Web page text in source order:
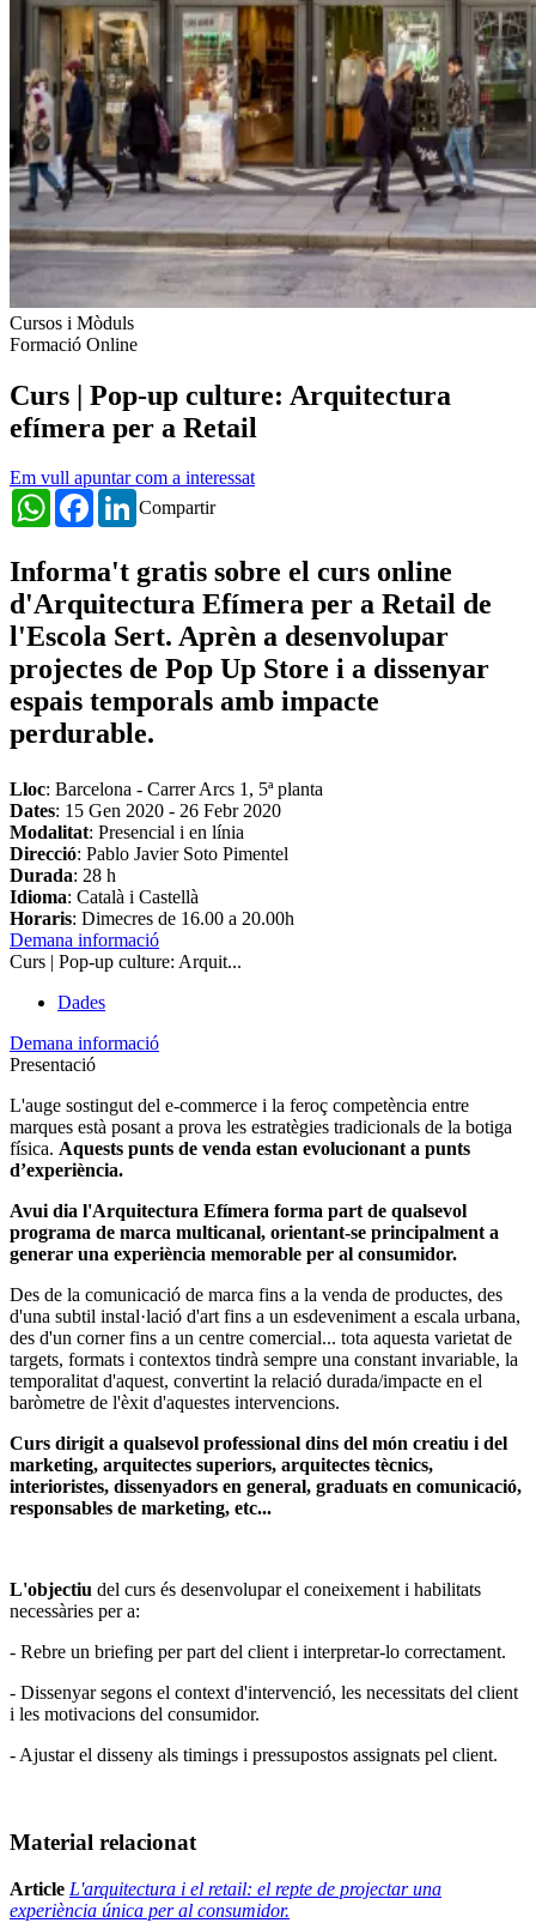
Cursos i Mòduls
Formació Online
Curs | Pop-up culture: Arquitectura
efímera per a Retail
Em vull apuntar com a interessat
Compartir
WhatsAppFacebookLinkedIn
Informa't gratis sobre el curs online
d'Arquitectura Efímera per a Retail de
l'Escola Sert. Aprèn a desenvolupar
projectes de Pop Up Store i a dissenyar
espais temporals amb impacte
perdurable.
Lloc: Barcelona - Carrer Arcs 1, 5ª planta
Dates: 15 Gen 2020 - 26 Febr 2020
Modalitat: Presencial i en línia
Direcció: Pablo Javier Soto Pimentel
Durada: 28 h
Idioma: Català i Castellà
Horaris: Dimecres de 16.00 a 20.00h
Demana informació
Curs | Pop-up culture: Arquit...
Dades
Demana informació
Presentació
L'auge sostingut del e-commerce i la feroç competència entre
marques està posant a prova les estratègies tradicionals de la botiga
física. Aquests punts de venda estan evolucionant a punts
d’experiència.
Avui dia l'Arquitectura Efímera forma part de qualsevol
programa de marca multicanal, orientant-se principalment a
generar una experiència memorable per al consumidor.
Des de la comunicació de marca fins a la venda de productes, des
d'una subtil instal·lació d'art fins a un esdeveniment a escala urbana,
des d'un corner fins a un centre comercial... tota aquesta varietat de
targets, formats i contextos tindrà sempre una constant invariable, la
temporalitat d'aquest, convertint la relació durada/impacte en el
baròmetre de l'èxit d'aquestes intervencions.
Curs dirigit a qualsevol professional dins del món creatiu i del
marketing, arquitectes superiors, arquitectes tècnics,
interioristes, dissenyadors en general, graduats en comunicació,
responsables de marketing, etc...
L'objectiu del curs és desenvolupar el coneixement i habilitats
necessàries per a:
- Rebre un briefing per part del client i interpretar-lo correctament.
- Dissenyar segons el context d'intervenció, les necessitats del client
i les motivacions del consumidor.
- Ajustar el disseny als timings i pressupostos assignats pel client.
Material relacionat
Article L'arquitectura i el retail: el repte de projectar una
experiència única per al consumidor.